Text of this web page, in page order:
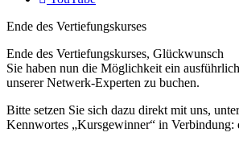
Ende des Vertiefungskurses
Ende des Vertiefungskurses, Glückwunsch
Sie haben nun die Möglichkeit ein
unserer Netwerk-Experten zu buchen.
Bitte setzen Sie sich dazu direkt mit uns,
Kennwortes „Kursgewinner“ in Verbindung: